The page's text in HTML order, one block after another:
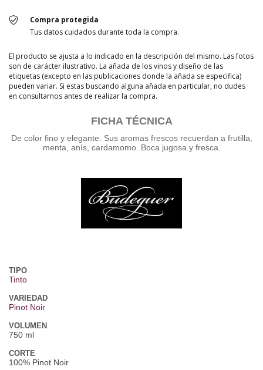
Compra protegida
Tus datos cuidados durante toda la compra.
El producto se ajusta a lo indicado en la descripción del mismo. Las fotos
son de carácter ilustrativo. La añada de los vinos y diseño de las
etiquetas (excepto en las publicaciones donde la añada se especifica)
pueden variar. Si estas buscando alguna añada en particular, no dudes
en consultarnos antes de realizar la compra.
FICHA TÉCNICA
De color fino y elegante. Sus aromas frescos recuerdan a frutilla,
menta, anís, cardamomo. Boca jugosa y fresca.
TIPO
Tinto
VARIEDAD
Pinot Noir
VOLUMEN
750 ml
CORTE
100% Pinot Noir